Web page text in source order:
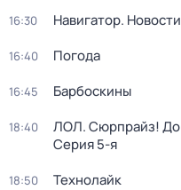
16:30 Навигатор. Новости
16:40 Погода
16:45 Барбоскины
18:40 ЛОЛ. Сюрпрайз!
Серия 5-я
18:50 Технолайк